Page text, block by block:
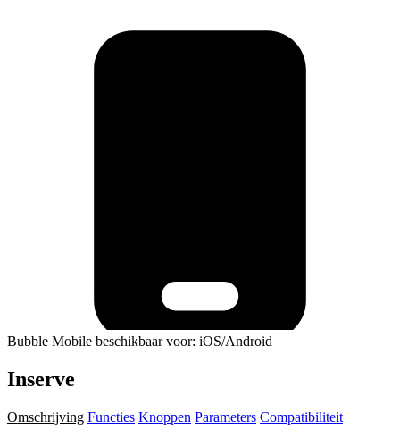
Bubble Mobile beschikbaar voor: iOS/Android
Inserve
Omschrijving Functies Knoppen Parameters Compatibiliteit